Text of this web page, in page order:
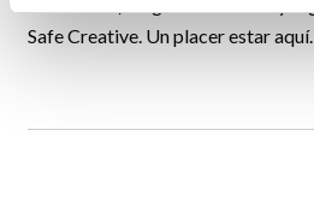
Safe Creative. Un placer estar aquí.